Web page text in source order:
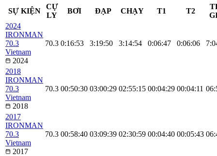
SỰ KIỆN
CỰ
LY
BƠI ĐẠP CHẠY T1 T2
2024
IRONMAN
70.3
Vietnam
2024
70.3 0:16:53 3:19:50 3:14:54 0:06:47 0:06:06
2018
IRONMAN
70.3
Vietnam
2018
70.3 00:50:30 03:00:29 02:55:15 00:04:29 00:04:11
2017
IRONMAN
70.3
Vietnam
2017
70.3 00:58:40 03:09:39 02:30:59 00:04:40 00:05:43